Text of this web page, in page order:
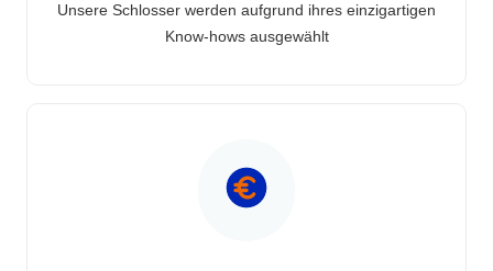
Unsere Schlosser werden aufgrund ihres einzigartigen
Know-hows ausgewählt